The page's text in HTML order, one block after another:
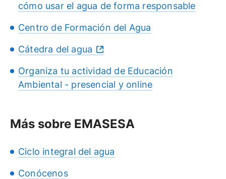
cómo usar el agua de forma responsable
Centro de Formación del Agua
Cátedra del agua
Organiza tu actividad de Educación
Ambiental - presencial y online
Más sobre EMASESA
Ciclo integral del agua
Conócenos